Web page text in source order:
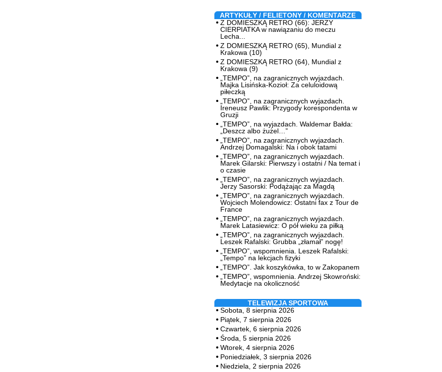
ARTYKUŁY / FELIETONY / KOMENTARZE
Z DOMIESZKĄ RETRO (66): JERZY
CIERPIATKA w nawiązaniu do meczu
Lecha...
Z DOMIESZKĄ RETRO (65), Mundial z
Krakowa (10)
Z DOMIESZKĄ RETRO (64), Mundial z
Krakowa (9)
„TEMPO”, na zagranicznych wyjazdach.
Majka Lisińska-Kozioł: Za celuloidową
piłeczką
„TEMPO”, na zagranicznych wyjazdach.
Ireneusz Pawlik: Przygody korespondenta w
Gruzji
„TEMPO”, na wyjazdach. Waldemar Bałda:
„Deszcz albo żużel…”
„TEMPO”, na zagranicznych wyjazdach.
Andrzej Domagalski: Na i obok tatami
„TEMPO”, na zagranicznych wyjazdach.
Marek Gilarski: Pierwszy i ostatni / Na temat i
o czasie
„TEMPO”, na zagranicznych wyjazdach.
Jerzy Sasorski: Podążając za Magdą
„TEMPO”, na zagranicznych wyjazdach.
Wojciech Molendowicz: Ostatni fax z Tour de
France
„TEMPO”, na zagranicznych wyjazdach.
Marek Latasiewicz: O pół wieku za piłką
„TEMPO”, na zagranicznych wyjazdach.
Leszek Rafalski: Grubba „złamał” nogę!
„TEMPO”, wspomnienia. Leszek Rafalski:
„Tempo” na lekcjach fizyki
„TEMPO”. Jak koszykówka, to w Zakopanem
„TEMPO”, wspomnienia. Andrzej Skowroński:
Medytacje na okoliczność
TELEWIZJA SPORTOWA
Sobota, 8 sierpnia 2026
Piątek, 7 sierpnia 2026
Czwartek, 6 sierpnia 2026
Środa, 5 sierpnia 2026
Wtorek, 4 sierpnia 2026
Poniedziałek, 3 sierpnia 2026
Niedziela, 2 sierpnia 2026